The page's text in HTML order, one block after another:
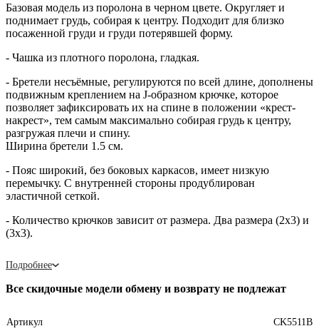
Базовая модель из поролона в черном цвете. Округляет и
поднимает грудь, собирая к центру. Подходит для близко
посаженной груди и груди потерявшей форму.
- Чашка из плотного поролона, гладкая.
- Бретели несъёмные, регулируются по всей длине, дополнены
подвижным креплением на J-образном крючке, которое
позволяет зафиксировать их на спине в положении «крест-
накрест», тем самым максимально собирая грудь к центру,
разгружая плечи и спину.
Ширина бретели 1.5 см.
- Пояс широкий, без боковых каркасов, имеет низкую
перемычку. С внутренней стороны продублирован
эластичной сеткой.
- Количество крючков зависит от размера. Два размера (2х3) и
(3х3).
Подробнее
Все скидочные модели обмену и возврату не подлежат
Артикул CK5511B